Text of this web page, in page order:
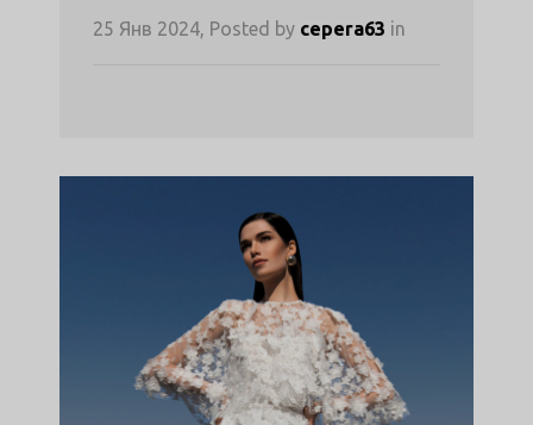
25 Янв 2024, Posted by cepera63 in